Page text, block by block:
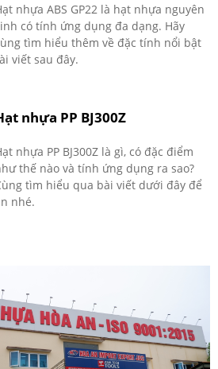
nhựa ABS GP22 là hạt nhựa nguyên
có tính ứng dụng đa dạng. Hãy
tìm hiểu thêm về đặc tính nổi bật
viết sau đây.
nhựa PP BJ300Z
nhựa PP BJ300Z là gì, có đặc điểm
thế nào và tính ứng dụng ra sao?
tìm hiểu qua bài viết dưới đây để
nhé.